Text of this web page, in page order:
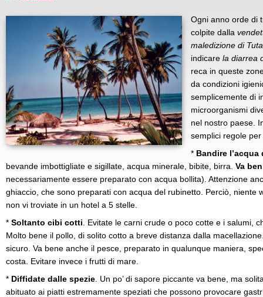
Ogni anno orde di
colpite dalla
maledizione di
indicare la diarrea
reca in queste
da condizioni
semplicemente di
microorganismi
nel nostro paese.
semplici regole
* Bandire
bevande imbottigliate e sigillate, acqua minerale, bibite, birra. Va
necessariamente essere preparato con acqua bollita). Attenzione
ghiaccio, che sono preparati con acqua del rubinetto. Perciò, niente
non vi troviate in un hotel a 5 stelle.
* Soltanto cibi cotti . Evitate le carni crude o poco cotte e i salumi,
Molto bene il pollo, di solito cotto a breve distanza dalla
sicuro. Va bene anche il pesce, preparato in qualunque maniera,
costa. Evitare invece i frutti di mare.
* Diffidate dalle spezie . Un po’ di sapore piccante va bene, ma
abituato ai piatti estremamente speziati che possono provocare